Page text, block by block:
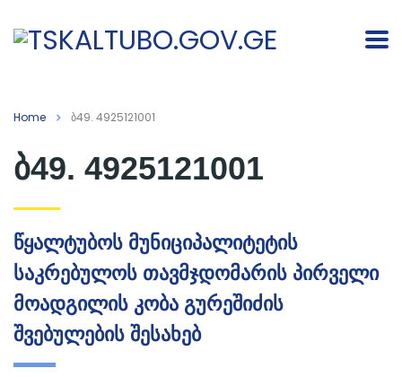
Home ბ49. 4925121001
ბ49. 4925121001
წყალტუბოს მუნიციპალიტეტის
საკრებულოს თავმჯდომარის პირველი
მოადგილის კობა გურეშიძის
შვებულების შესახებ